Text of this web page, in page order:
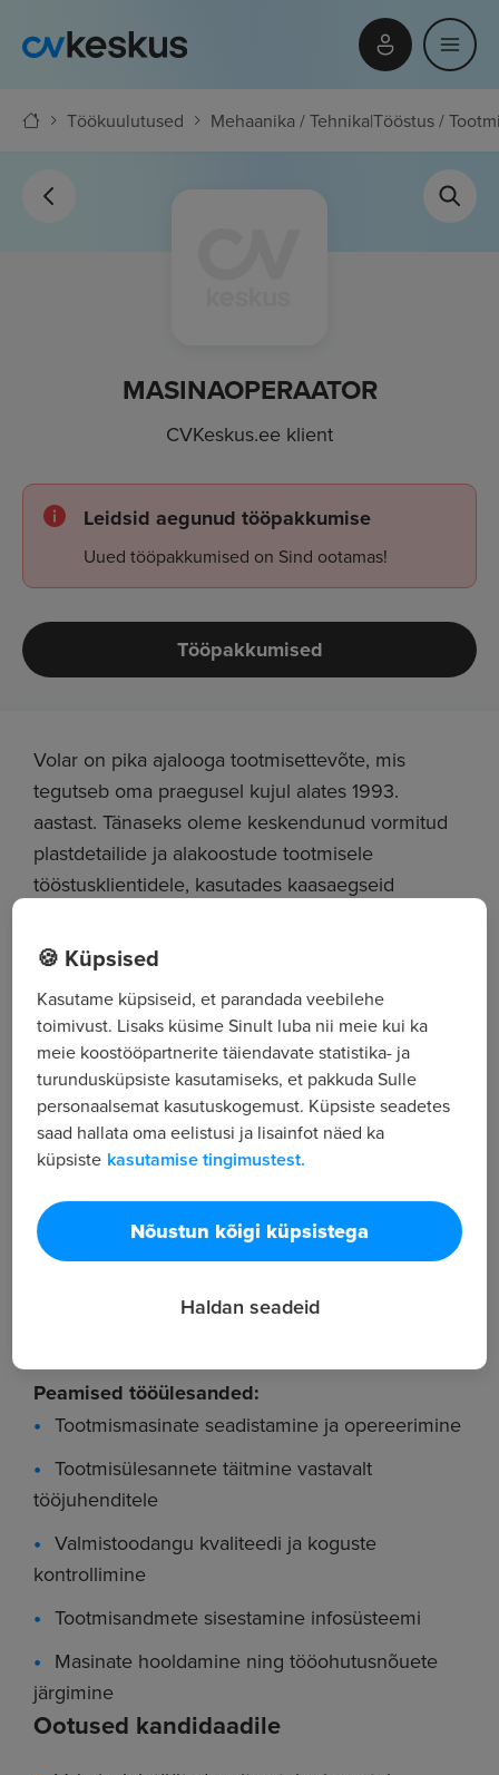
Töökuulutused Mehaanika / Tehnika|Tööstus /
MASINAOPERAATOR
CVKeskus.ee klient
Leidsid aegunud tööpakkumise
Uued tööpakkumised on Sind ootamas!
Tööpakkumised
Volar on pika ajalooga tootmisettevõte, mis
tegutseb oma praegusel kujul alates 1993.
aastast. Tänaseks oleme keskendunud vormitud
plastdetailide ja alakoostude tootmisele
tööstusklientidele, kasutades kaasaegseid
Meie igapäevatööd iseloomustavad tehniline
täpsus, praktiline lähenemine ja pidev areng, et
pakkuda klientidele usaldusväärseid ja
kvaliteetseid lahendusi.
Vaata lähemalt: volar.fi
Volar OÜ otsib oma meeskonda
MASINAOPERAATORIT
Ootame meeskonda vastutustundlikku ja
Kasuks tuleb varasem töökogemus operaatorina
Peamised tööülesanded:
Tootmismasinate seadistamine ja opereerimine
Tootmisülesannete täitmine vastavalt
tööjuhenditele
Valmistoodangu kvaliteedi ja koguste
kontrollimine
Tootmisandmete sisestamine infosüsteemi
Masinate hooldamine ning tööohutusnõuete
järgimine
Ootused kandidaadile
🍪 Küpsised
Kasutame küpsiseid, et parandada veebilehe
toimivust. Lisaks küsime Sinult luba nii meie kui ka
meie koostööpartnerite täiendavate statistika- ja
turundusküpsiste kasutamiseks, et pakkuda Sulle
personaalsemat kasutuskogemust. Küpsiste seadetes
saad hallata oma eelistusi ja lisainfot näed ka
küpsiste kasutamise tingimustest.
Nõustun kõigi küpsistega
Haldan seadeid